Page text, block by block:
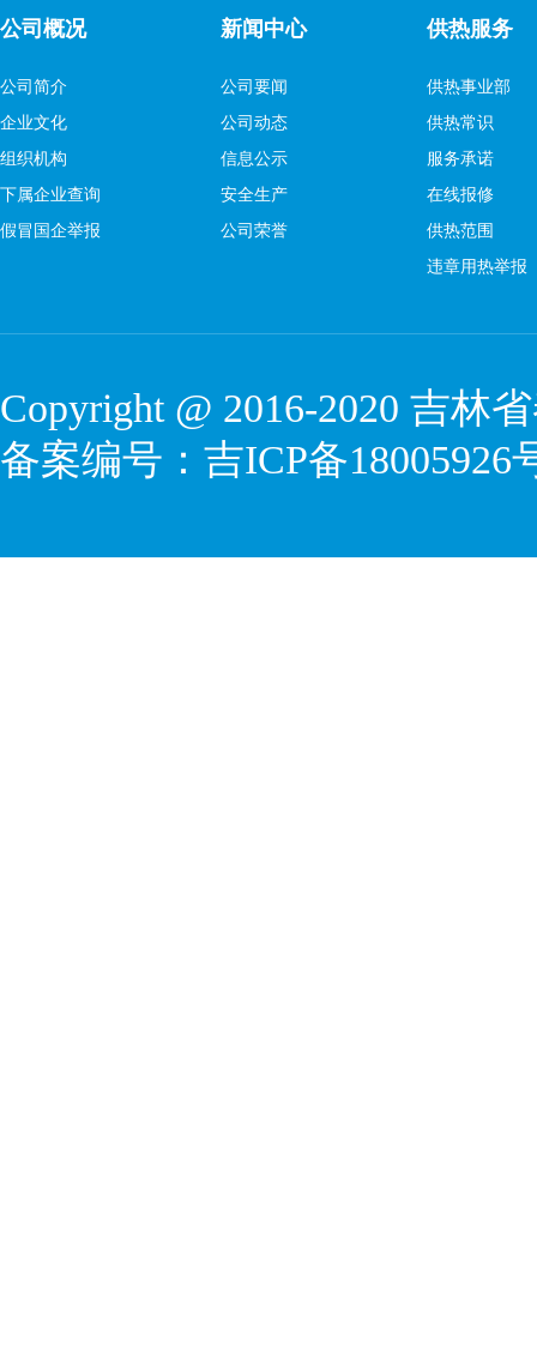
公司概况
公司简介
企业文化
组织机构
下属企业查询
假冒国企举报
新闻中心
公司要闻
公司动态
信息公示
安全生产
公司荣誉
供热服务
供热事业部
供热常识
服务承诺
在线报修
供热范围
违章用热举报
Copyright @ 2016-2020 吉林
备案编号： 吉ICP备18005926